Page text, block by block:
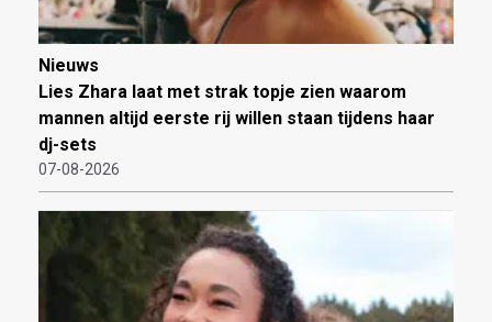
Nieuws
Lies Zhara laat met strak topje zien waarom
mannen altijd eerste rij willen staan tijdens haar
dj-sets
07-08-2026